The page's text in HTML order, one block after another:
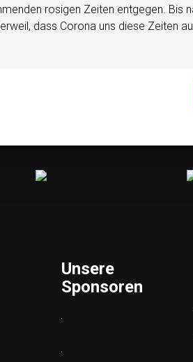
rosigen Zeiten entgegen. Bis
dass Corona uns diese Zeiten
Unsere
Sponsoren